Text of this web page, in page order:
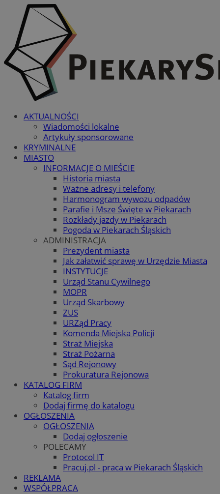
AKTUALNOŚCI
Wiadomości lokalne
Artykuły sponsorowane
KRYMINALNE
MIASTO
INFORMACJE O MIEŚCIE
Historia miasta
Ważne adresy i telefony
Harmonogram wywozu odpadów
Parafie i Msze Święte w Piekarach
Rozkłady jazdy w Piekarach
Pogoda w Piekarach Śląskich
ADMINISTRACJA
Prezydent miasta
Jak załatwić sprawę w Urzędzie Miasta
INSTYTUCJE
Urząd Stanu Cywilnego
MOPR
Urząd Skarbowy
ZUS
URZąd Pracy
Komenda Miejska Policji
Straż Miejska
Straż Pożarna
Sąd Rejonowy
Prokuratura Rejonowa
KATALOG FIRM
Katalog firm
Dodaj firmę do katalogu
OGŁOSZENIA
OGŁOSZENIA
Dodaj ogłoszenie
POLECAMY
Protocol IT
Pracuj.pl - praca w Piekarach Śląskich
REKLAMA
WSPÓŁPRACA